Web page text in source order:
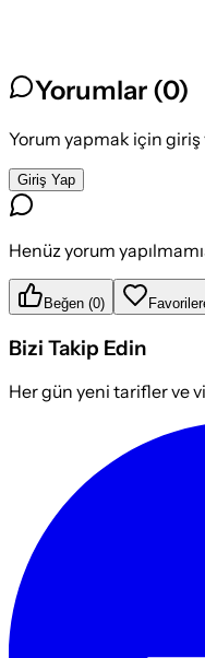
Yorumlar (0)
Yorum yapmak için giriş
Giriş Yap
Henüz yorum
Beğen (0)
Bizi Takip Edin
Her gün yeni tarifler ve